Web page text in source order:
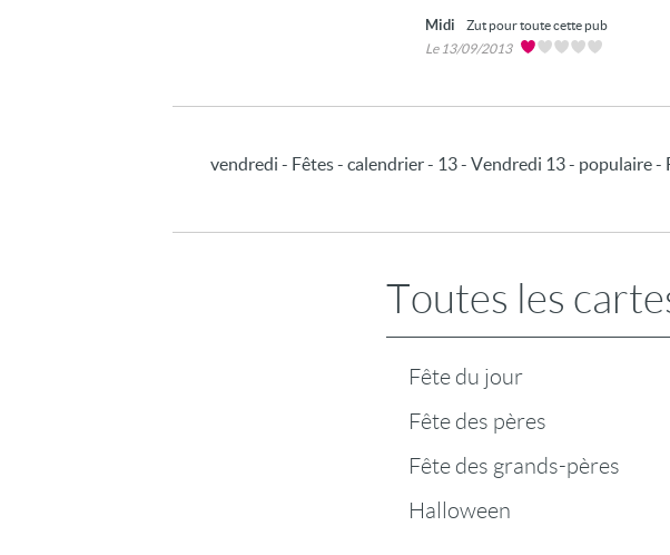
Midi
Zut pour toute cette pub
Le 13/09/2013
vendredi - Fêtes - calendrier - 13 - Vendredi 13 - populaire -
Toutes les
Fête du jour
Fête des pères
Fête des grands-pères
Halloween